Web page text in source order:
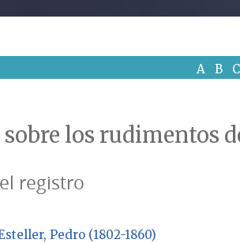
A B C
los rudimentos
registro
Pedro (1802-1860)